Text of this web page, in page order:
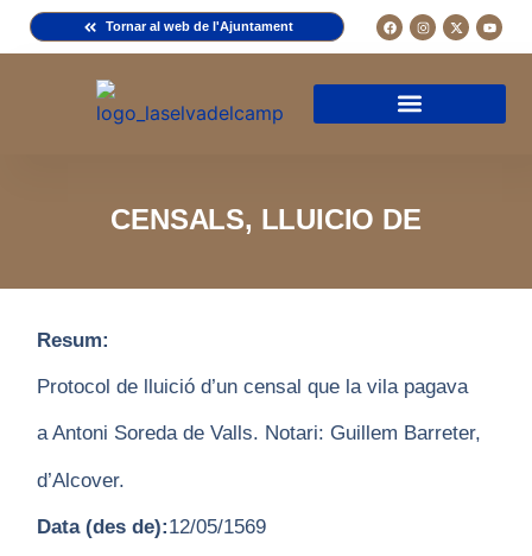
Tornar al web de l'Ajuntament
CENSALS, LLUICIO DE
Resum:
Protocol de lluició d’un censal que la vila pagava
a Antoni Soreda de Valls. Notari: Guillem Barreter,
d’Alcover.
Data (des de):12/05/1569